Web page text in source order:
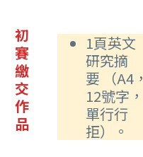
初
賽
繳
交
作
品
1頁英文
研究摘
要 （A4，
12號字，
單行行
拒）。